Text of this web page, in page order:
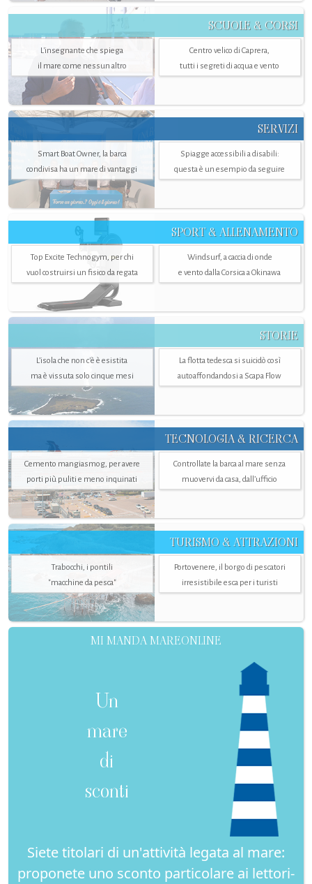
SCUOLE & CORSI
L'insegnante che spiega
il mare come nessun altro
Centro velico di Caprera,
tutti i segreti di acqua e vento
SERVIZI
Smart Boat Owner, la barca
condivisa ha un mare di vantaggi
Spiagge accessibili a disabili:
questa è un esempio da seguire
SPORT & ALLENAMENTO
Top Excite Technogym, per chi
vuol costruirsi un fisico da regata
Windsurf, a caccia di onde
e vento dalla Corsica a Okinawa
STORIE
L’isola che non c'è è esistita
ma è vissuta solo cinque mesi
La flotta tedesca si suicidò così
autoaffondandosi a Scapa Flow
TECNOLOGIA & RICERCA
Cemento mangiasmog, per avere
porti più puliti e meno inquinati
Controllate la barca al mare senza
muovervi da casa, dall’ufficio
TURISMO & ATTRAZIONI
Trabocchi, i pontili
"macchine da pesca"
Portovenere, il borgo di pescatori
irresistibile esca per i turisti
MI MANDA MAREONLINE
Un
mare
di
sconti
Siete titolari di un'attività legata al mare:
proponete uno sconto particolare ai lettori-